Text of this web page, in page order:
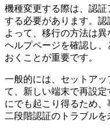
機種変更する際は、認
する必要があります。
よって、移行の方法は
ヘルプページを確認し
おくことが重要です。
一般的には、セットア
て、新しい端末で再設
にでも起こり得るため、
二段階認証のトラブルを